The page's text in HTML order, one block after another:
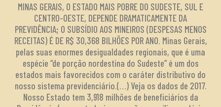
MINAS GERAIS, O ESTADO MAIS POBRE DO SUDESTE, SUL E
CENTRO-OESTE, DEPENDE DRAMATICAMENTE DA
PREVIDÊNCIA; O SUBSÍDIO AOS MINEIROS (DESPESAS MENOS
RECEITAS) É DE R$ 30,368 BILHÕES POR ANO. Minas Gerais,
pelas suas enormes desigualdades regionais, que é uma
espécie “de porção nordestina do Sudeste” é um dos
estados mais favorecidos com o caráter distributivo do
nosso sistema previdenciário.(…) Veja os dados de 2017.
Nosso Estado tem 3,918 milhões de beneficiários da